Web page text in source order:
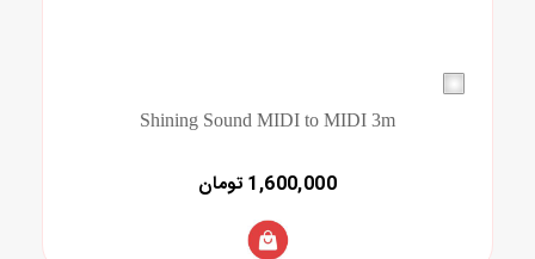
Shining Sound MIDI to MIDI 3m
1,600,000 تومان